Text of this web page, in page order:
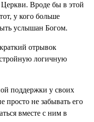
Церкви. Вроде бы в этой
у кого больше
услышан Богом.
отрывок
логичную
поддержки у своих
просто не забывать его
вместе с ним в